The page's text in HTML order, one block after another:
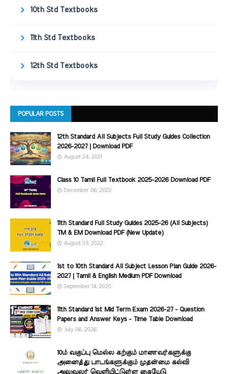
10th Std Textbooks
11th Std Textbooks
12th Std Textbooks
POPULAR POSTS
12th Standard All Subjects Full Study Guides Collection
2026-2027 | Download PDF
August 24, 2021
Class 10 Tamil Full Textbook 2025-2026 Download PDF
December 06, 2022
11th Standard Full Study Guides 2025-26 (All Subjects)
TM & EM Download PDF (New Update)
August 03, 2022
1st to 10th Standard All Subject Lesson Plan Guide 2026-
2027 | Tamil & English Medium PDF Download
September 14, 2020
11th Standard 1st Mid Term Exam 2026-27 - Question
Papers and Answer Keys - Time Table Download
July 06, 2026
10ம் வகுப்பு மெல்ல கற்கும் மாணவர்களுக்கு
அனைத்து பாடங்களுக்கும் முதன்மை கல்வி
அலுவலர் வெளியிட்டுள்ள கையேடு